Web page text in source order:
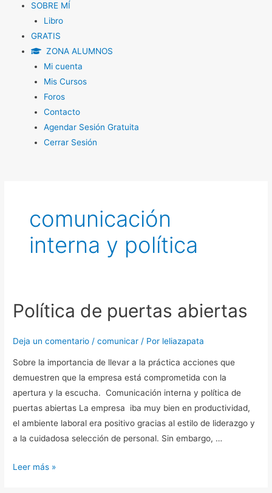
SOBRE MÍ
Libro
GRATIS
ZONA ALUMNOS
Mi cuenta
Mis Cursos
Foros
Contacto
Agendar Sesión Gratuita
Cerrar Sesión
comunicación
interna y política
Política de puertas abiertas
Deja un comentario /comunicar / Por leliazapata
Sobre la importancia de llevar a la práctica acciones que
demuestren que la empresa está comprometida con la
apertura y la escucha. Comunicación interna y política de
puertas abiertas La empresa iba muy bien en productividad,
el ambiente laboral era positivo gracias al estilo de liderazgo y
a la cuidadosa selección de personal. Sin embargo, …
Política
de
puertas
Leer más »